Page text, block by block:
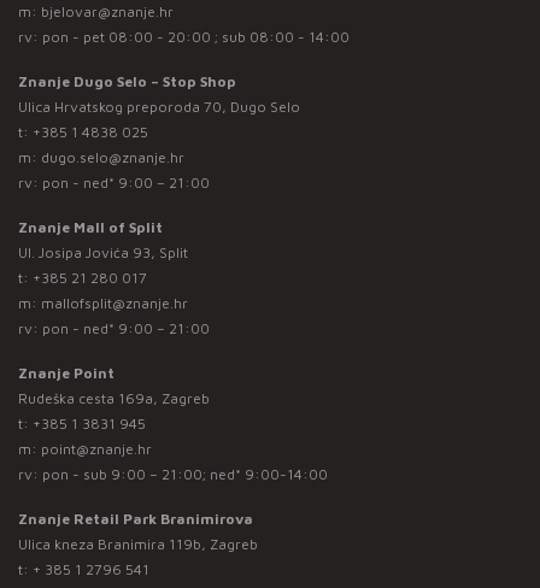
m: bjelovar@znanje.hr
rv: pon - pet 08:00 - 20:00 ; sub 08:00 - 14:00
Znanje Dugo Selo – Stop Shop
Ulica Hrvatskog preporoda 70, Dugo Selo
t: +385 1 4838 025
m: dugo.selo@znanje.hr
rv: pon - ned* 9:00 – 21:00
Znanje Mall of Split
Ul. Josipa Jovića 93, Split
t: +385 21 280 017
m: mallofsplit@znanje.hr
rv: pon - ned* 9:00 – 21:00
Znanje Point
Rudeška cesta 169a, Zagreb
t: +385 1 3831 945
m: point@znanje.hr
rv: pon - sub 9:00 – 21:00; ned* 9:00-14:00
Znanje Retail Park Branimirova
Ulica kneza Branimira 119b, Zagreb
t: + 385 1 2796 541